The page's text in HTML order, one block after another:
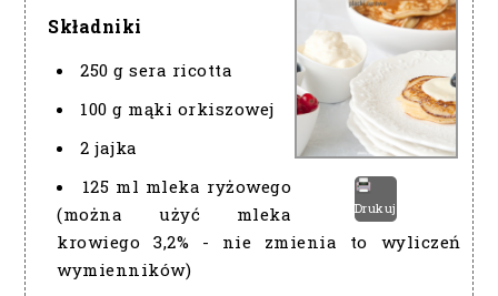
Drukuj
Składniki
250 g sera ricotta
100 g mąki orkiszowej
2 jajka
125 ml mleka ryżowego
(można użyć mleka
krowiego 3,2% - nie zmienia to wyliczeń
wymienników)